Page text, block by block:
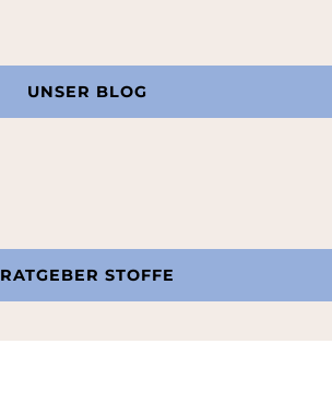
UNSER BLOG
RATGEBER STOFFE